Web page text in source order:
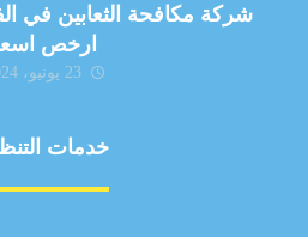
ارخص
23 يونيو، 2024
خدمات